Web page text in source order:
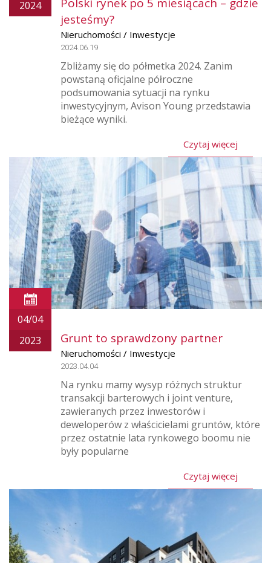
2024
jesteśmy?
Nieruchomości / Inwestycje
2024.06.19
Zbliżamy się do półmetka 2024. Zanim
powstaną oficjalne półroczne
podsumowania sytuacji na rynku
inwestycyjnym, Avison Young przedstawia
bieżące wyniki.
Czytaj więcej
04/04
2023
Grunt to sprawdzony partner
Nieruchomości / Inwestycje
2023.04.04
Na rynku mamy wysyp różnych struktur
transakcji barterowych i joint venture,
zawieranych przez inwestorów i
deweloperów z właścicielami gruntów, które
przez ostatnie lata rynkowego boomu nie
były popularne
Czytaj więcej